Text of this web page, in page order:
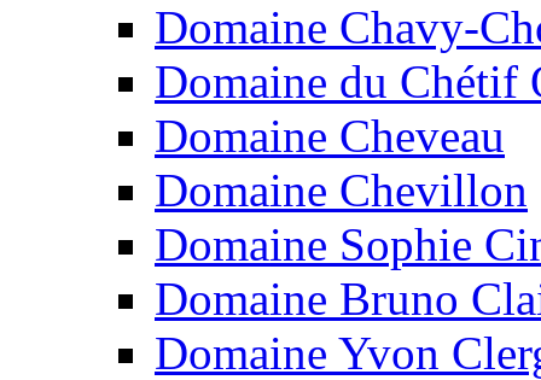
Domaine Chavy-
Domaine du Chétif
Domaine Cheveau
Domaine Chevillon
Domaine Sophie
Domaine Bruno
Domaine Yvon